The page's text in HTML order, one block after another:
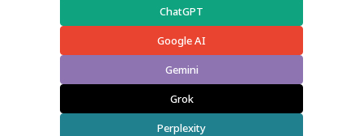
ChatGPT
Google AI
Gemini
Grok
Perplexity